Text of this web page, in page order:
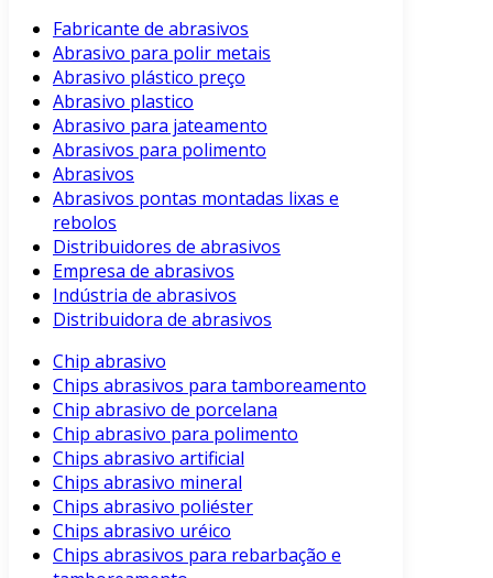
Fabricante de abrasivos
Abrasivo para polir metais
Abrasivo plástico preço
Abrasivo plastico
Abrasivo para jateamento
Abrasivos para polimento
Abrasivos
Abrasivos pontas montadas lixas e
rebolos
Distribuidores de abrasivos
Empresa de abrasivos
Indústria de abrasivos
Distribuidora de abrasivos
Chip abrasivo
Chips abrasivos para tamboreamento
Chip abrasivo de porcelana
Chip abrasivo para polimento
Chips abrasivo artificial
Chips abrasivo mineral
Chips abrasivo poliéster
Chips abrasivo uréico
Chips abrasivos para rebarbação e